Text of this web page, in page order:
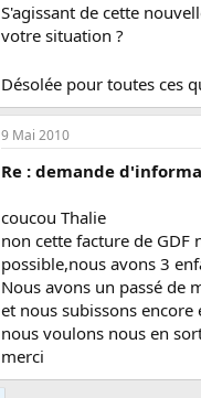
S'agissant de cette
votre situation ?
Désolée pour toutes ces
9 Mai 2010
Re : demande
coucou Thalie
non cette facture de
possible,nous avons 3
Nous avons un passé de
et nous subissons
nous voulons nous en
merci